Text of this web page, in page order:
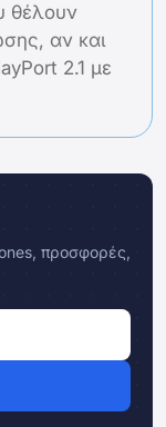
θέλουν
αν και
2.1 με
προσφορές,